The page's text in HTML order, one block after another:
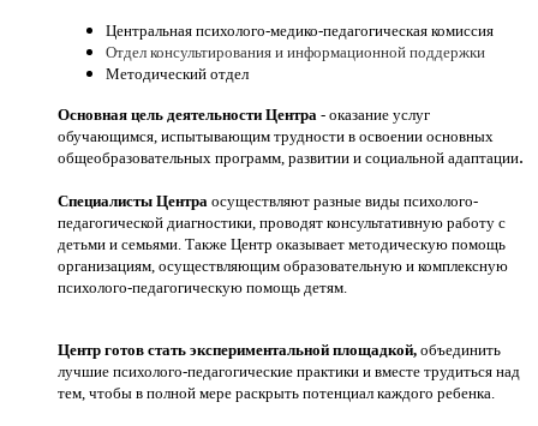
Центральная психолого-медико-педагогическая комиссия
Отдел консультирования и информационной поддержки
Методический отдел
Основная цель деятельности Центра - оказание услуг
обучающимся, испытывающим трудности в освоении основных
общеобразовательных программ, развитии и социальной адаптации.
Специалисты Центра осуществляют разные виды психолого-
педагогической диагностики, проводят консультативную работу с
детьми и семьями. Также Центр оказывает методическую помощь
организациям, осуществляющим образовательную и комплексную
психолого-педагогическую помощь детям.
Центр готов стать экспериментальной площадкой, объединить
лучшие психолого-педагогические практики и вместе трудиться над
тем, чтобы в полной мере раскрыть потенциал каждого ребенка.